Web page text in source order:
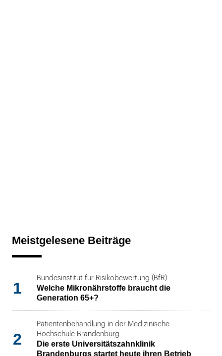
Meistgelesene Beiträge
1
Bundesinstitut für Risikobewertung (BfR)
Welche Mikronährstoffe braucht die
Generation 65+?
2
Patientenbehandlung in der Medizinische
Hochschule Brandenburg
Die erste Universitätszahnklinik
Brandenburgs startet heute ihren Betrieb